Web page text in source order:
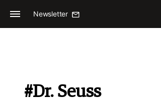
Newsletter
#Dr. Seuss